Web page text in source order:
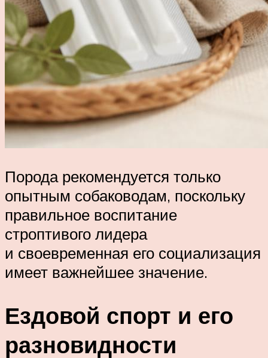
Порода рекомендуется только
опытным собаководам, поскольку
правильное воспитание
строптивого лидера
и своевременная его социализация
имеет важнейшее значение.
Ездовой спорт и его
разновидности